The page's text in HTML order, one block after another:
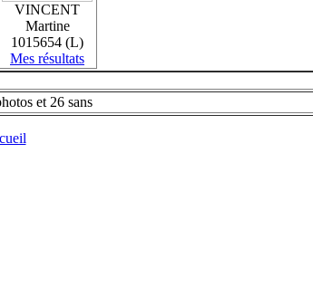
VINCENT
Martine
1015654 (L)
Mes résultats
et 26 sans